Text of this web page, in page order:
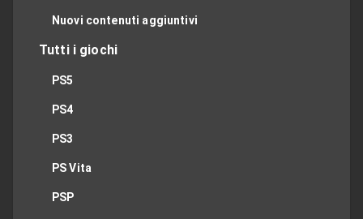
Nuovi contenuti aggiuntivi
Tutti i giochi
PS5
PS4
PS3
PS Vita
PSP